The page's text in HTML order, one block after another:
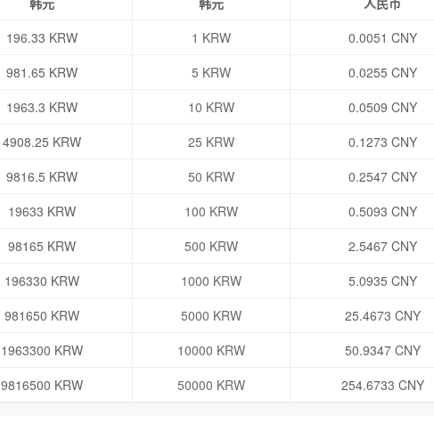
196.33 KRW 1 KRW
0.0051 CNY
981.65 KRW 5 KRW
0.0255 CNY
1963.3 KRW 10 KRW
0.0509 CNY
4908.25 KRW 25 KRW
0.1273 CNY
9816.5 KRW 50 KRW
0.2547 CNY
19633 KRW 100 KRW
0.5093 CNY
98165 KRW 500 KRW
2.5467 CNY
196330 KRW 1000 KRW
5.0935 CNY
981650 KRW 5000 KRW
25.4673 CNY
1963300 KRW 10000 KRW
50.9347 CNY
9816500 KRW 50000 KRW 254.6733 CNY